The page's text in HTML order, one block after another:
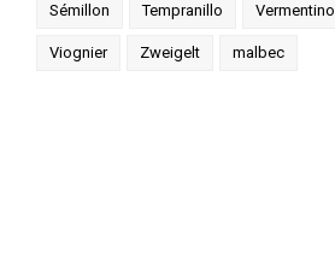
Sémillon Tempranillo Vermentino
Viognier Zweigelt malbec